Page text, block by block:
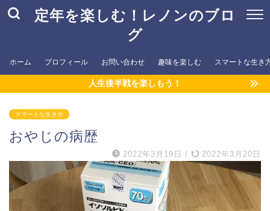
定年を楽しむ！レノンのブロ
グ
ホーム プロフィール お問い合わせ 趣味を楽しむ スマートな生き
人生後半戦を楽しもう！
スマートな生き方
おやじの病歴
2022年3月19日 / 2022年3月20日